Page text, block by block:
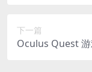
下一篇
Oculus Quest